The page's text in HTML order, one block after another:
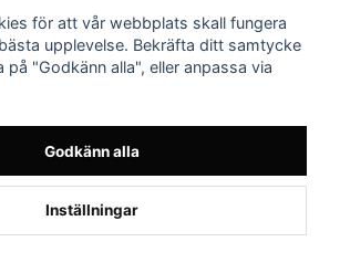
Lådritning
Om oss
för att vår webbplats skall fungera
upplevelse. Bekräfta ditt samtycke
"Godkänn alla", eller anpassa via
Godkänn alla
Inställningar